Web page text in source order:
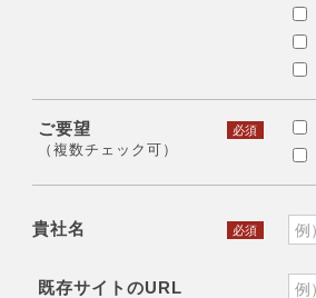
ご要望 必須
（複数チェック可）
貴社名 必須
既存サイトのURL